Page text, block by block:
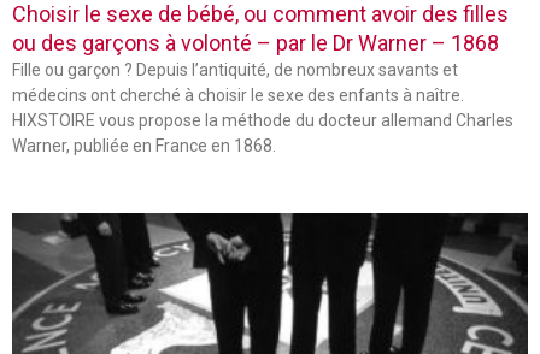
Choisir le sexe de bébé, ou comment avoir des filles
ou des garçons à volonté – par le Dr Warner – 1868
Fille ou garçon ? Depuis l’antiquité, de nombreux savants et
médecins ont cherché à choisir le sexe des enfants à naître.
HIXSTOIRE vous propose la méthode du docteur allemand Charles
Warner, publiée en France en 1868.